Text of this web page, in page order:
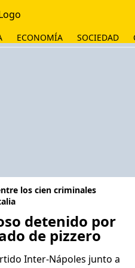
ECONOMÍA SOCIEDAD
los cien criminales
detenido por
de pizzero
Inter-Nápoles junto a